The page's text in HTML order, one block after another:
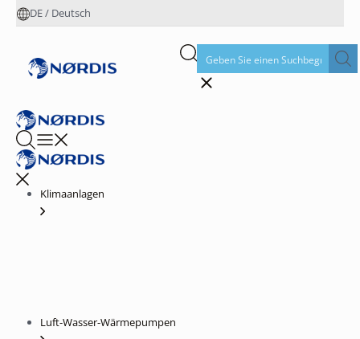
DE/ Deutsch
Klimaanlagen
Luft-Wasser-Wärmepumpen